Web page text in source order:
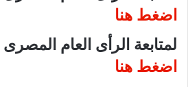
اضغط هنا
لمتابعة الرأى العام
اضغط هنا